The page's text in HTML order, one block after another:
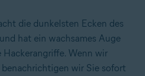
die dunkelsten Ecken des
hat ein wachsames Auge
Wenn wir
wir Sie sofort